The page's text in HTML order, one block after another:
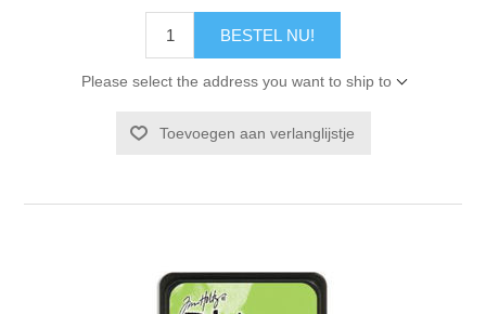
BESTEL NU!
Please select the address you want to ship to
Toevoegen aan verlanglijstje